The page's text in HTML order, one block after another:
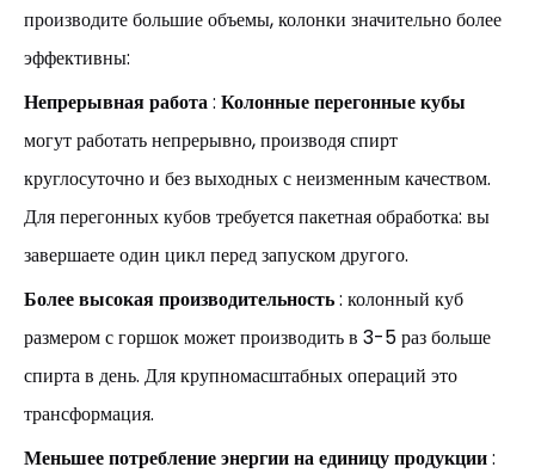
производите большие объемы, колонки значительно более
эффективны:
Непрерывная работа: Колонные перегонные кубы
могут работать непрерывно, производя спирт
круглосуточно и без выходных с неизменным качеством.
Для перегонных кубов требуется пакетная обработка: вы
завершаете один цикл перед запуском другого.
Более высокая производительность: колонный куб
размером с горшок может производить в 3-5 раз больше
спирта в день. Для крупномасштабных операций это
трансформация.
Меньшее потребление энергии на единицу продукции: